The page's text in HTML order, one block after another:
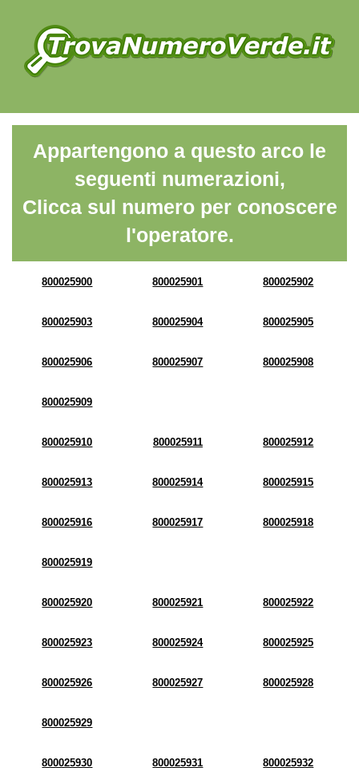
Appartengono a questo arco le
seguenti numerazioni,
Clicca sul numero per conoscere
l'operatore.
800025900 800025901 800025902
800025903 800025904 800025905
800025906 800025907 800025908
800025909
800025910 800025911 800025912
800025913 800025914 800025915
800025916 800025917 800025918
800025919
800025920 800025921 800025922
800025923 800025924 800025925
800025926 800025927 800025928
800025929
800025930 800025931 800025932